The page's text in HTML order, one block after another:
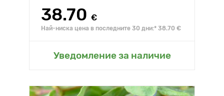
38.70 €
Най-ниска цена в последните 30 дни:* 38.70 €
Уведомление за наличие